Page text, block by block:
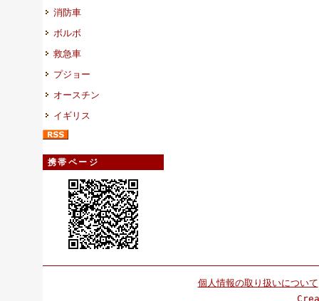
消防車
ボルボ
救急車
プジョー
オースチン
イギリス
携帯ページ
個人情報の取り扱いについて